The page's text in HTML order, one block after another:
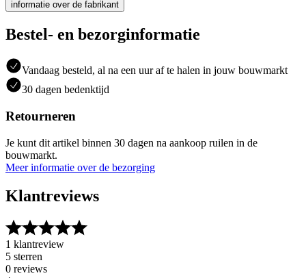
informatie over de fabrikant
Bestel- en bezorginformatie
Vandaag besteld, al na een uur af te halen in jouw bouwmarkt
30 dagen bedenktijd
Retourneren
Je kunt dit artikel binnen 30 dagen na aankoop ruilen in de
bouwmarkt.
Meer informatie over de bezorging
Klantreviews
1 klantreview
5 sterren
0 reviews